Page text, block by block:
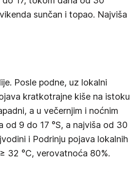
sunčan i topao. Najviša
Posle podne, uz lokalni
kratkotrajne kiše na istoku
a u večernjim i noćnim
od 9 do 17 °S, a najviša od 30
i Podrinju pojava lokalnih
32 °C, verovatnoća 80%.